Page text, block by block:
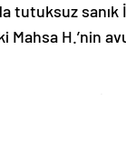
tutuksuz sanık
H.’nin